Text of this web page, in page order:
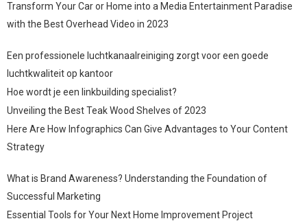
Transform Your Car or Home into a Media Entertainment Paradise
with the Best Overhead Video in 2023
Een professionele luchtkanaalreiniging zorgt voor een goede
luchtkwaliteit op kantoor
Hoe wordt je een linkbuilding specialist?
Unveiling the Best Teak Wood Shelves of 2023
Here Are How Infographics Can Give Advantages to Your Content
Strategy
What is Brand Awareness? Understanding the Foundation of
Successful Marketing
Essential Tools for Your Next Home Improvement Project